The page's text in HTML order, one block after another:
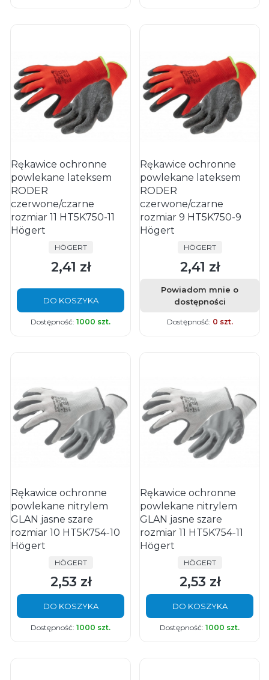
Rękawice ochronne
powlekane lateksem
RODER
czerwone/czarne
rozmiar 11 HT5K750-11
Högert
PRODUCENT
HÖGERT
Cena
2,41 zł
DO KOSZYKA
Dostępność: 1000 szt.
Rękawice ochronne
powlekane lateksem
RODER
czerwone/czarne
rozmiar 9 HT5K750-9
Högert
PRODUCENT
HÖGERT
Cena
2,41 zł
Powiadom mnie o
dostępności
Dostępność: 0 szt.
Rękawice ochronne
powlekane nitrylem
GLAN jasne szare
rozmiar 10 HT5K754-10
Högert
PRODUCENT
HÖGERT
Cena
2,53 zł
DO KOSZYKA
Dostępność: 1000 szt.
Rękawice ochronne
powlekane nitrylem
GLAN jasne szare
rozmiar 11 HT5K754-11
Högert
PRODUCENT
HÖGERT
Cena
2,53 zł
DO KOSZYKA
Dostępność: 1000 szt.